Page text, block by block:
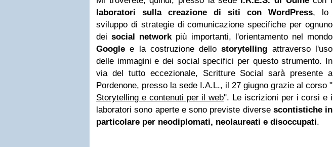
laboratori sulla creazione di siti con WordPress, lo
sviluppo di strategie di comunicazione specifiche per ognuno
deisocial networkpiù importanti, l'orientamento nel mondo
Google e la costruzione dellostorytelling attraverso l'uso
delle immagini e dei social specifici per questo strumento. In
via del tutto eccezionale, Scritture Social sarà presente a
Pordenone, presso la sede I.A.L., il 27 giugno grazie al corso "
Storytelling e contenuti per il web". Le iscrizioni per i corsi e i
laboratori sono aperte e sono previste diverse scontistiche in
particolare per neodiplomati, neolaureati e disoccupati.